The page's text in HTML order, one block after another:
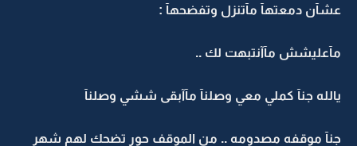
عشآن دمعتهآ مآتنزل وتفضحهآ :
مآعليشش مآآنتبهت لك ..
يالله جنآ كملي معي وصلنآ مآآبقى ششي وصلنآ
جنآ موقفه مصدومه .. من الموقف حور تضحك لهم شهر